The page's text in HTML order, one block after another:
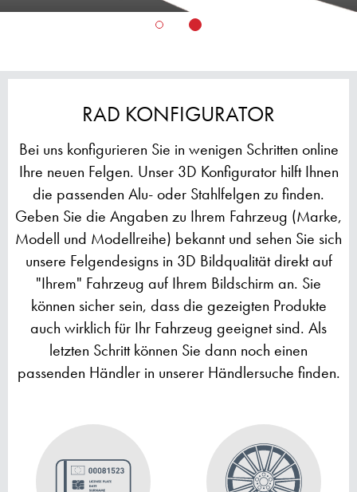
RAD KONFIGURATOR
Bei uns konfigurieren Sie in wenigen Schritten online
Ihre neuen Felgen. Unser 3D Konfigurator hilft Ihnen
die passenden Alu- oder Stahlfelgen zu finden.
Geben Sie die Angaben zu Ihrem Fahrzeug (Marke,
Modell und Modellreihe) bekannt und sehen Sie sich
unsere Felgendesigns in 3D Bildqualität direkt auf
"Ihrem" Fahrzeug auf Ihrem Bildschirm an. Sie
können sicher sein, dass die gezeigten Produkte
auch wirklich für Ihr Fahrzeug geeignet sind. Als
letzten Schritt können Sie dann noch einen
passenden Händler in unserer Händlersuche finden.